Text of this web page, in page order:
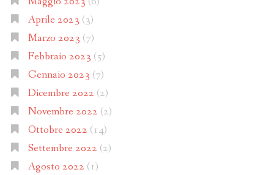
Aprile 2023 (3)
Marzo 2023 (7)
Febbraio 2023 (5)
Gennaio 2023 (7)
Dicembre 2022 (2)
Novembre 2022 (2)
Ottobre 2022 (14)
Settembre 2022 (2)
Agosto 2022 (1)